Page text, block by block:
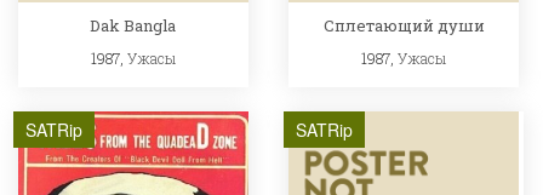
Dak Bangla
1987, Ужасы
Сплетающий души
1987,Ужасы
SATRip SATRip